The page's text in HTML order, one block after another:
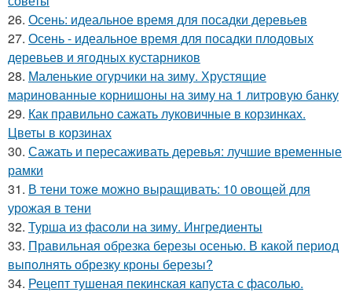
26. Осень: идеальное время для посадки деревьев
27. Осень - идеальное время для посадки плодовых
деревьев и ягодных кустарников
28. Маленькие огурчики на зиму. Хрустящие
маринованные корнишоны на зиму на 1 литровую банку
29. Как правильно сажать луковичные в корзинках.
Цветы в корзинах
30. Сажать и пересаживать деревья: лучшие временные
рамки
31. В тени тоже можно выращивать: 10 овощей для
урожая в тени
32. Турша из фасоли на зиму. Ингредиенты
33. Правильная обрезка березы осенью. В какой период
выполнять обрезку кроны березы?
34. Рецепт тушеная пекинская капуста с фасолью.